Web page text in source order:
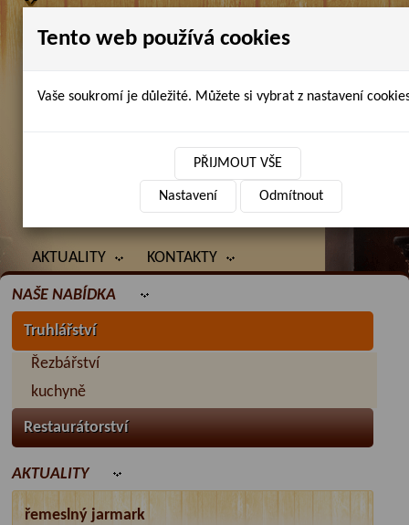
AKTUALITY KONTAKTY
NAŠE NABÍDKA
Truhlářství
Řezbářství
kuchyně
Restaurátorství
AKTUALITY
řemeslný jarmark
Tento web používá cookies
Vaše soukromí je důležité. Můžete si vybrat z nastavení
PŘIJMOUT VŠE
Nastavení Odmítnout